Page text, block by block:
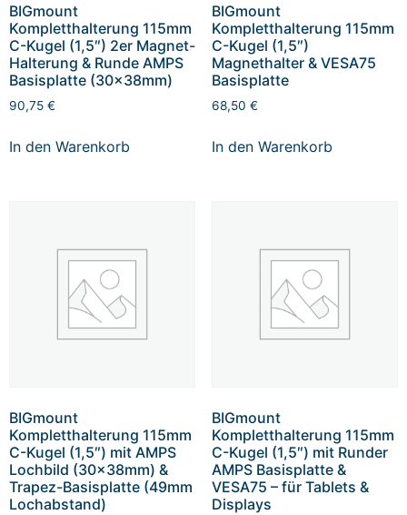
BIGmount
Kompletthalterung 115mm
C-Kugel (1,5″) 2er Magnet-
Halterung & Runde AMPS
Basisplatte (30x38mm)
90,75 €
In den Warenkorb
BIGmount
Kompletthalterung 115mm
C-Kugel (1,5″)
Magnethalter & VESA75
Basisplatte
68,50 €
In den Warenkorb
BIGmount
Kompletthalterung 115mm
C-Kugel (1,5″) mit AMPS
Lochbild (30x38mm) &
Trapez-Basisplatte (49mm
Lochabstand)
BIGmount
Kompletthalterung 115mm
C-Kugel (1,5″) mit Runder
AMPS Basisplatte &
VESA75 – für Tablets &
Displays